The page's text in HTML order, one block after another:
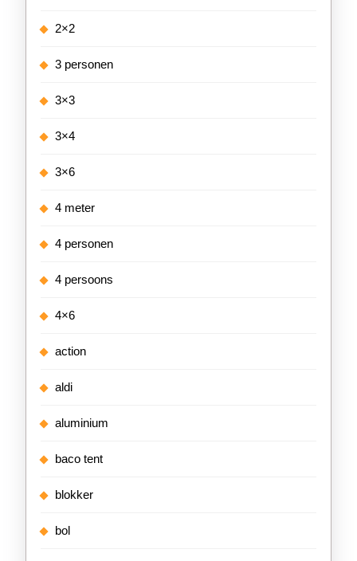
2×2
3 personen
3×3
3×4
3×6
4 meter
4 personen
4 persoons
4×6
action
aldi
aluminium
baco tent
blokker
bol